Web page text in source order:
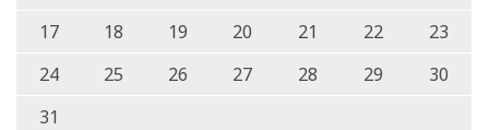
17
18 19 20 21 22
23
24
25 26 27 28 29
30
31